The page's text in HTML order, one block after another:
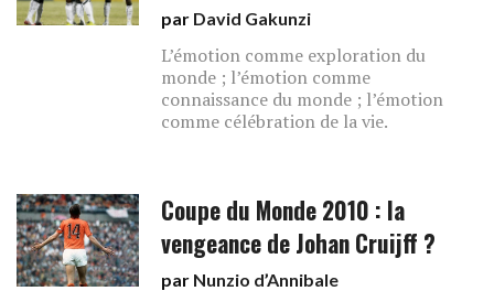
par David Gakunzi
L’émotion comme exploration du
monde ; l’émotion comme
connaissance du monde ; l’émotion
comme célébration de la vie.
Coupe du Monde 2010 : la
vengeance de Johan Cruijff ?
par Nunzio d’Annibale